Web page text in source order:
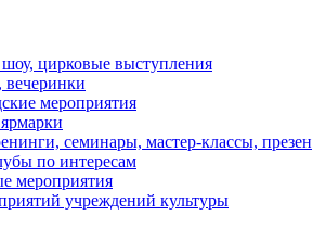
цирковые выступления
вечеринки
мероприятия
семинары, мастер-классы,
по интересам
мероприятия
учреждений культуры